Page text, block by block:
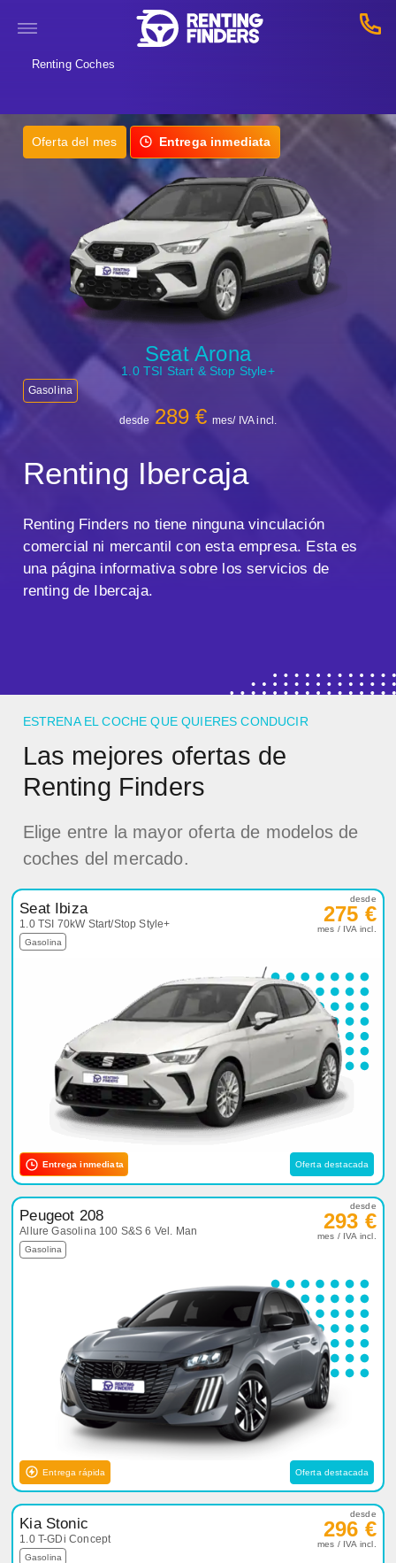
Renting Coches
Oferta del mes Entrega inmediata
Seat Arona
1.0 TSI Start & Stop Style+
Gasolina
desde 289 € mes/ IVA incl.
Renting Ibercaja
Renting Finders no tiene ninguna vinculación
comercial ni mercantil con esta empresa. Esta es
una página informativa sobre los servicios de
renting de Ibercaja.
ESTRENA EL COCHE QUE QUIERES CONDUCIR
Las mejores ofertas de
Renting Finders
Elige entre la mayor oferta de modelos de
coches del mercado.
Seat Ibiza
1.0 TSI 70kW Start/Stop Style+
Gasolina
desde
275 €
mes / IVA incl.
Entrega inmediata Oferta destacada
Peugeot 208
Allure Gasolina 100 S&S 6 Vel. Man
Gasolina
desde
293 €
mes / IVA incl.
Entrega rápida Oferta destacada
Kia Stonic
1.0 T-GDi Concept
Gasolina
desde
296 €
mes / IVA incl.